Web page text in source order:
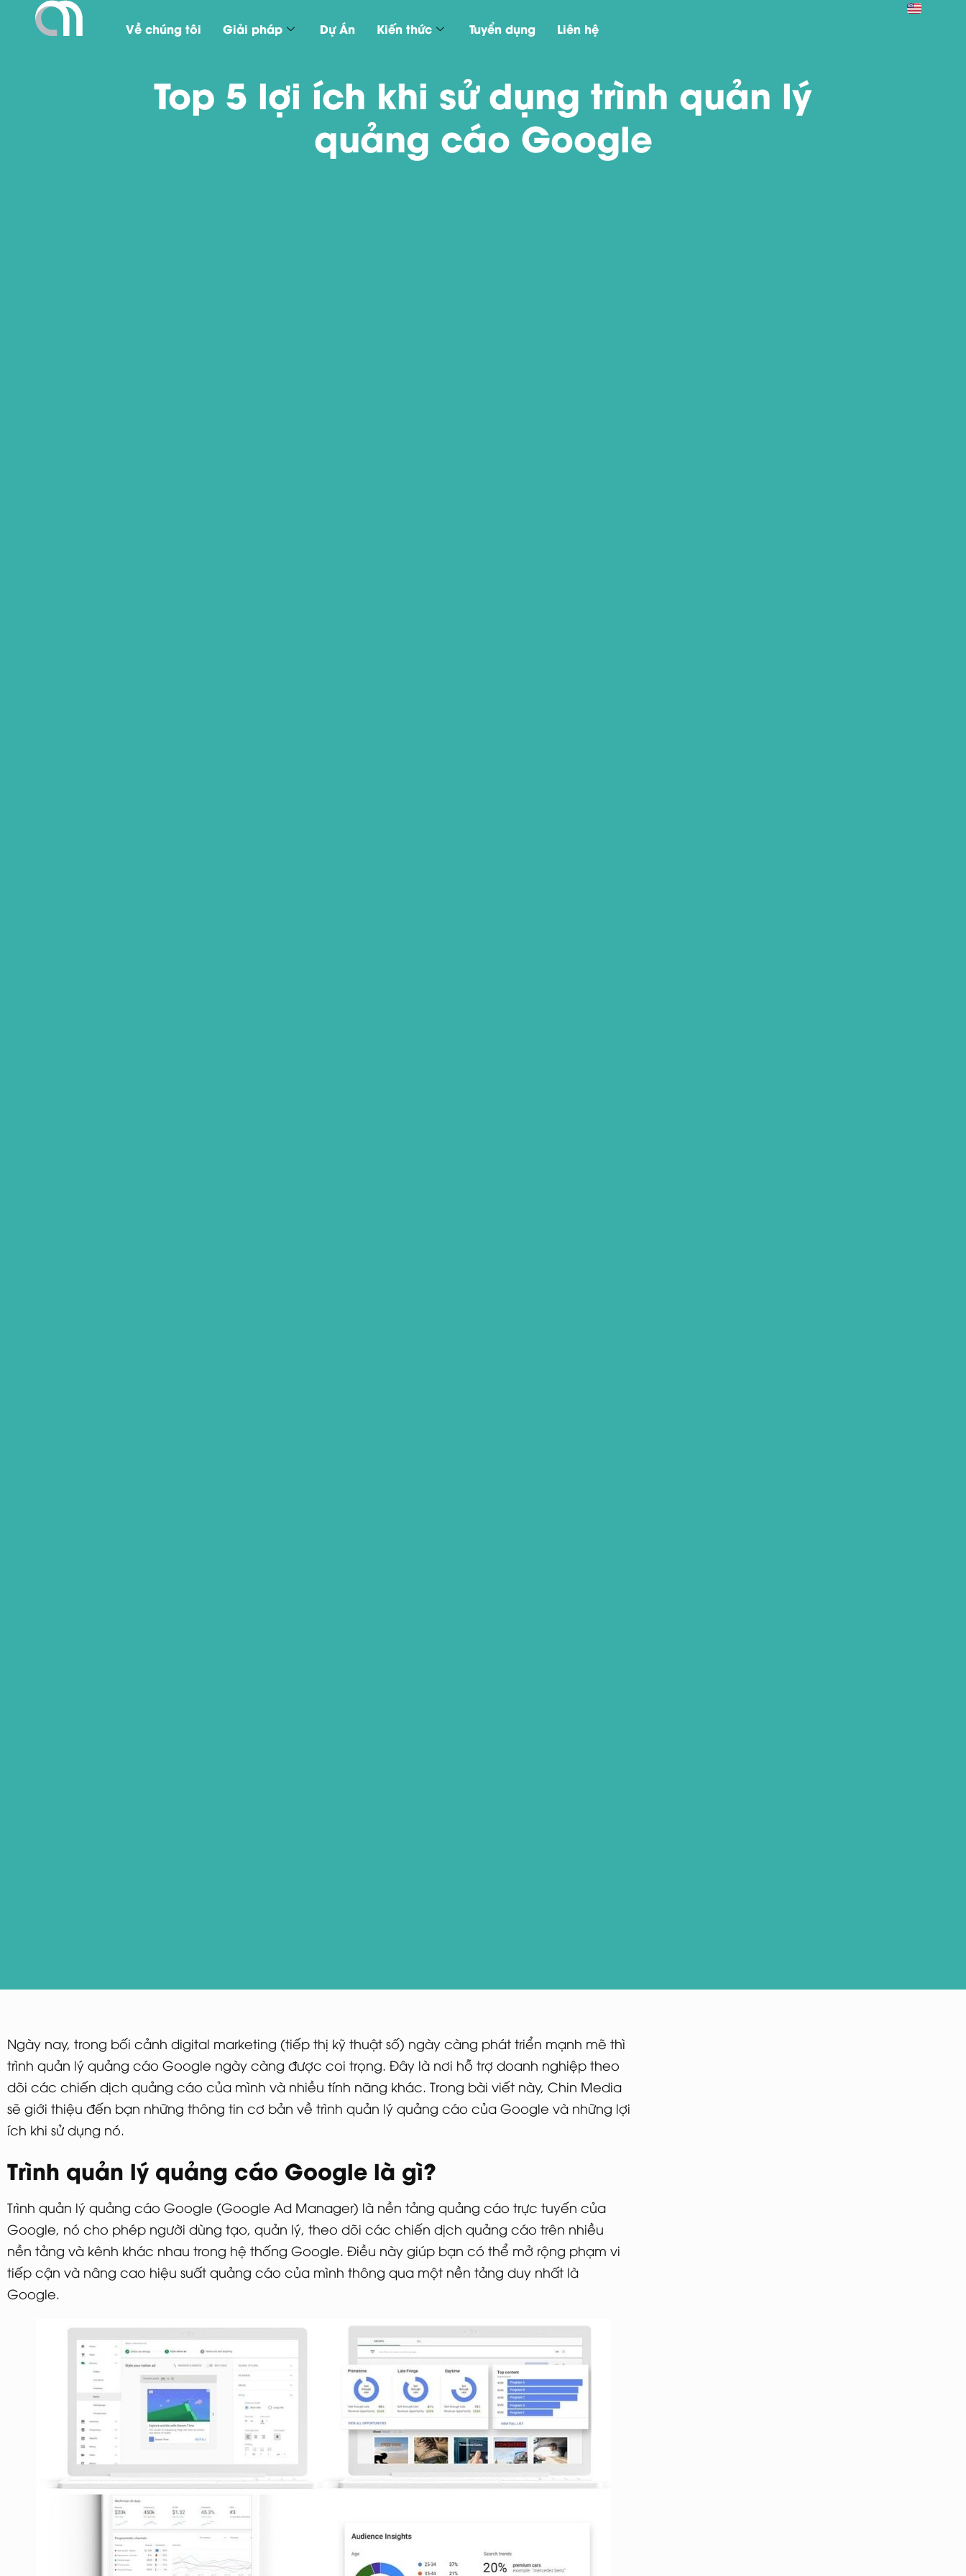
Về chúng tôi Giải pháp Dự Án Kiến thức Tuyển dụng Liên hệ
Top 5 lợi ích khi sử dụng trình quản lý
quảng cáo Google
Ngày nay, trong bối cảnh digital marketing (tiếp thị kỹ thuật số) ngày càng phát triển mạnh mẽ thì
trình quản lý quảng cáo Google ngày càng được coi trọng. Đây là nơi hỗ trợ doanh nghiệp theo
dõi các chiến dịch quảng cáo của mình và nhiều tính năng khác. Trong bài viết này, Chin Media
sẽ giới thiệu đến bạn những thông tin cơ bản về trình quản lý quảng cáo của Google và những lợi
ích khi sử dụng nó.
Trình quản lý quảng cáo Google là gì?
Trình quản lý quảng cáo Google (Google Ad Manager) là nền tảng quảng cáo trực tuyến của
Google, nó cho phép người dùng tạo, quản lý, theo dõi các chiến dịch quảng cáo trên nhiều
nền tảng và kênh khác nhau trong hệ thống Google. Điều này giúp bạn có thể mở rộng phạm vi
tiếp cận và nâng cao hiệu suất quảng cáo của mình thông qua một nền tảng duy nhất là
Google.